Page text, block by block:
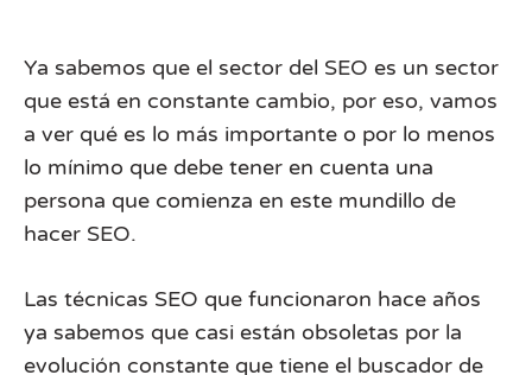
Ya sabemos que el sector del SEO es un sector
que está en constante cambio, por eso, vamos
a ver qué es lo más importante o por lo menos
lo mínimo que debe tener en cuenta una
persona que comienza en este mundillo de
hacer SEO.
Las técnicas SEO que funcionaron hace años
ya sabemos que casi están obsoletas por la
evolución constante que tiene el buscador de